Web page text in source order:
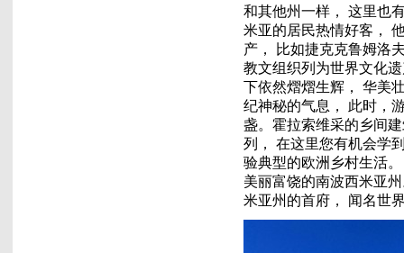
和其他州一样， 这里也
米亚的居民热情好客，
产， 比如捷克克鲁姆洛
教文组织列为世界文化
下依然熠熠生辉， 华美
纪神秘的气息， 此时，
盏。霍拉索维采的乡间
列， 在这里您有机会学
验典型的欧洲乡村生活
美丽富饶的南波西米亚
米亚州的首府， 闻名世